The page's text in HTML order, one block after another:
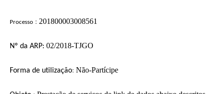
Processo : 201800003008561
Nº da ARP: 02/2018-TJGO
Forma de utilização: Não-Partícipe